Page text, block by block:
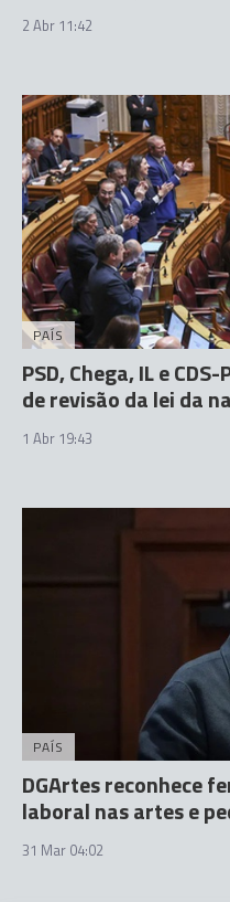
2 Abr 11:42
PAÍS
PSD, Chega, IL e
de revisão da lei da
1 Abr 19:43
PAÍS
DGArtes reconhece
laboral nas artes e
31 Mar 04:02